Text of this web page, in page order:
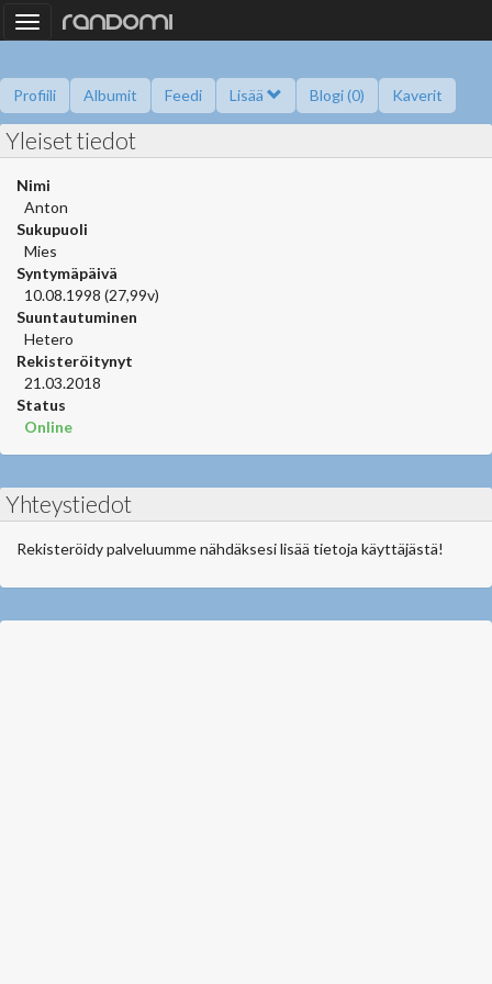
Toggle
navigation
Profiili Albumit Feedi Lisää Blogi (0) Kaverit
Kysy minulta Tietoa
Yleiset tiedot
Nimi
Anton
Sukupuoli
Mies
Syntymäpäivä
10.08.1998 (27,99v)
Suuntautuminen
Hetero
Rekisteröitynyt
21.03.2018
Status
Online
Yhteystiedot
Rekisteröidy palveluumme nähdäksesi lisää tietoja käyttäjästä!